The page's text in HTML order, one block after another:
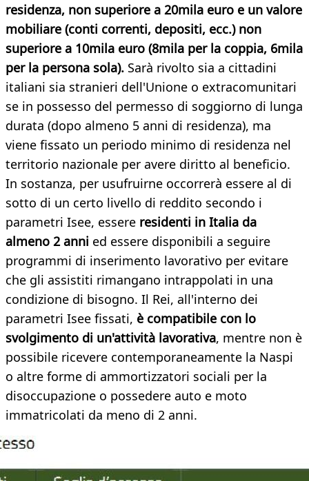
residenza, non superiore a 20mila euro e un valore
mobiliare (conti correnti, depositi, ecc.) non
superiore a 10mila euro (8mila per la coppia, 6mila
per la persona sola). Sarà rivolto sia a cittadini
italiani sia stranieri dell'Unione o extracomunitari
se in possesso del permesso di soggiorno di lunga
durata (dopo almeno 5 anni di residenza), ma
viene fissato un periodo minimo di residenza nel
territorio nazionale per avere diritto al beneficio.
In sostanza, per usufruirne occorrerà essere al di
sotto di un certo livello di reddito secondo i
parametri Isee, essere residenti in Italia da
almeno 2 anni ed essere disponibili a seguire
programmi di inserimento lavorativo per evitare
che gli assistiti rimangano intrappolati in una
condizione di bisogno. Il Rei, all'interno dei
parametri Isee fissati, è compatibile con lo
svolgimento di un'attività lavorativa, mentre non è
possibile ricevere contemporaneamente la Naspi
o altre forme di ammortizzatori sociali per la
disoccupazione o possedere auto e moto
immatricolati da meno di 2 anni.